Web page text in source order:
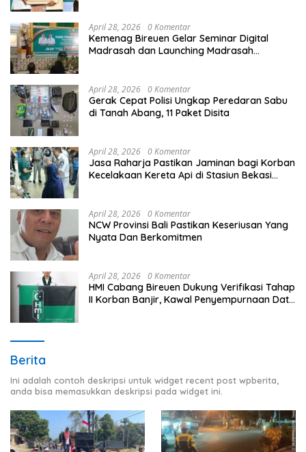
April 28, 2026 0 Komentar
Kemenag Bireuen Gelar Seminar Digital
Madrasah dan Launching Madrasah
April 28, 2026 0 Komentar
Gerak Cepat Polisi Ungkap Peredaran Sabu
di Tanah Abang, 11 Paket Disita
April 28, 2026 0 Komentar
Jasa Raharja Pastikan Jaminan bagi Korban
Kecelakaan Kereta Api di Stasiun Bekasi
April 28, 2026 0 Komentar
NCW Provinsi Bali Pastikan Keseriusan Yang
Nyata Dan Berkomitmen
April 28, 2026 0 Komentar
HMI Cabang Bireuen Dukung Verifikasi Tahap
II Korban Banjir, Kawal Penyempurnaan Data
Berita
Ini adalah contoh deskripsi untuk widget recent post wpberita,
anda bisa memasukkan deskripsi pada widget ini.